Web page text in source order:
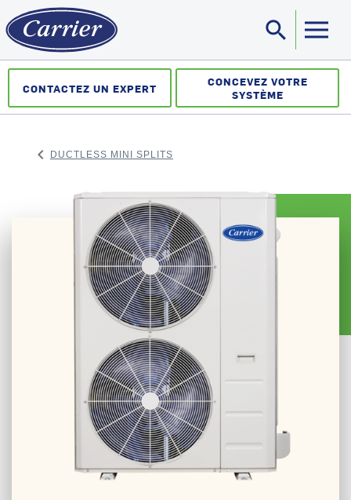
search
CONTACTEZ UN EXPERT
CONCEVEZ VOTRE
SYSTÈME
keyboard_arrow_left DUCTLESS MINI SPLITS